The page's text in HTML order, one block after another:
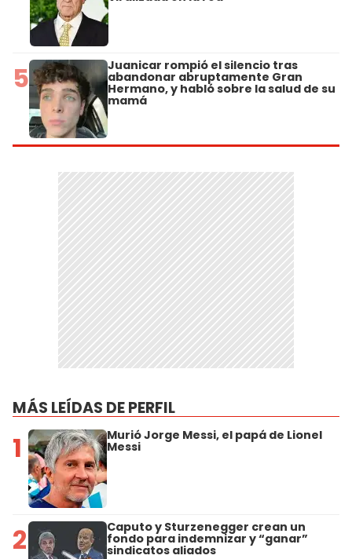
5 Juanicar rompió el silencio tras
abandonar abruptamente Gran
Hermano, y habló sobre la salud de su
mamá
MÁS LEÍDAS DE PERFIL
1 Murió Jorge Messi, el papá de Lionel
Messi
2 Caputo y Sturzenegger crean un
fondo para indemnizar y “ganar”
sindicatos aliados